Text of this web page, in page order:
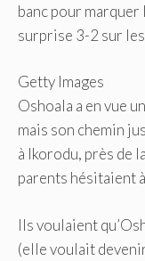
banc pour
surprise 3-2 sur
Getty Images
Oshoala a en vue
mais son chemin
à Ikorodu, près de
parents hésitaient
Ils voulaient
(elle voulait